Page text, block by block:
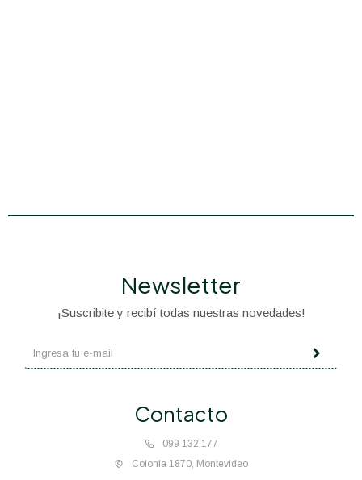
Contacto
099 132 177
Colonia 1870, Montevideo
Newsletter
¡Suscribite y recibí todas nuestras novedades!